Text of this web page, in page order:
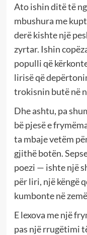
Ato ishin ditë të
mbushura me
derë kishte një
zyrtar. Ishin
populli që
lirisë që
trokisnin butë në
Dhe ashtu, pa
bë pjesë e
ta mbaje vetëm
gjithë botën.
poezi — ishte një
për liri, një këngë
kumbonte në
E lexova me një
pas një rrugëtimi